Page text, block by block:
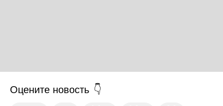
Оцените новость